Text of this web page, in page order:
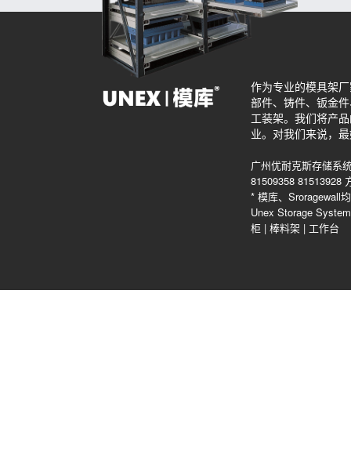
作为专业的模具架
部件、铸件、钣金
工装架。我们将产
业。对我们来说，
广州优耐克斯存储系
81509358 81513928
* 模库、Sroragewall
Unex Storage
柜 | 棒料架 | 工作台